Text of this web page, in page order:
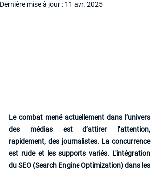
Dernière mise à jour : 11 avr. 2025
Le combat mené actuellement dans l’univers
des médias est d’attirer l’attention,
rapidement, des journalistes. La concurrence
est rude et les supports variés. L'intégration
du SEO (Search Engine Optimization) dans les